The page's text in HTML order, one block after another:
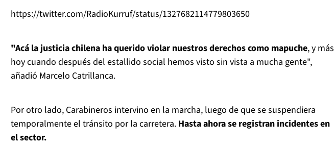
https://twitter.com/RadioKurruf/status/1327682114779803650
"Acá la justicia chilena ha querido violar nuestros derechos como mapuche, y más
hoy cuando después del estallido social hemos visto sin vista a mucha gente",
añadió Marcelo Catrillanca.
Por otro lado, Carabineros intervino en la marcha, luego de que se suspendiera
temporalmente el tránsito por la carretera. Hasta ahora se registran incidentes en
el sector.